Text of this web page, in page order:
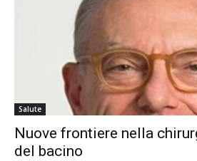
News
24
Salute
Nuove frontiere nella
del bacino